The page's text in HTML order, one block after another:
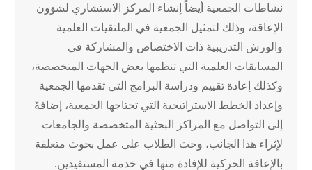
نشاطات الجمعية أيضاً إنشاء المركز الاستشاري لشؤون
الإعاقة، وذلك لتمثيل الجمعية في الملتقيات العلمية
والورش التدريبية ذات الاختصاص والمشاركة في
المسابقات العلمية التي تنظمها بعض الجهات المتخصصة،
وكذلك إعادة تقييم ودراسة البرامج التي تقدمها الجمعية
وإعداد الخطط الاستراتيجية التي تحتاجها الجمعية، إضافةً
إلى التواصل مع المراكز البحثية المتخصصة والجامعات
لإثراء هذا الجانب، وحث الطلاب على عمل بحوث متعلقة
بالإعاقة الحركية للإفادة منها في خدمة المستفيدين.